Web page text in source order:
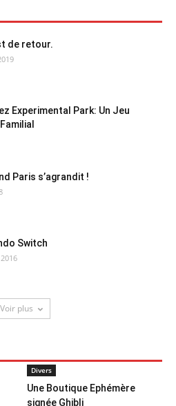
de retour.
Experimental Park: Un Jeu
Paris s’agrandit !
Switch
Voir plus
Divers
Une Boutique Ephémère
signée Ghibli